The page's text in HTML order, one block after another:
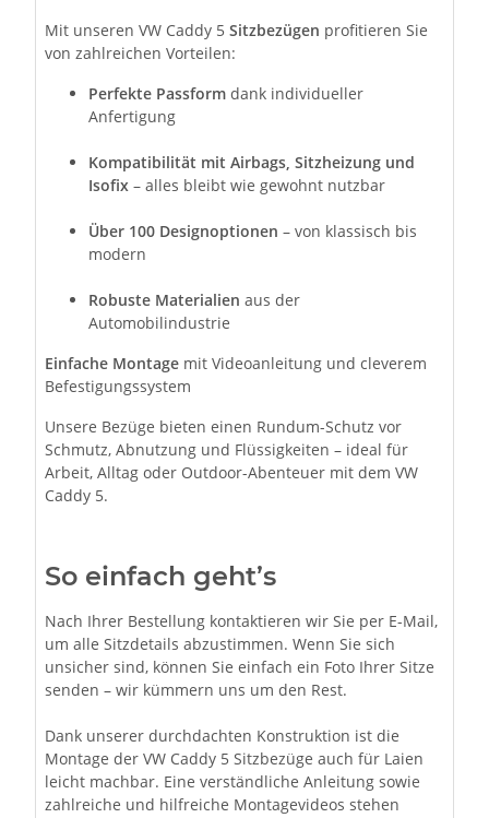
Mit unseren VW Caddy 5 Sitzbezügen profitieren Sie
von zahlreichen Vorteilen:
Perfekte Passform dank individueller
Anfertigung
Kompatibilität mit Airbags, Sitzheizung und
Isofix – alles bleibt wie gewohnt nutzbar
Über 100 Designoptionen – von klassisch bis
modern
Robuste Materialien aus der
Automobilindustrie
Einfache Montage mit Videoanleitung und cleverem
Befestigungssystem
Unsere Bezüge bieten einen Rundum-Schutz vor
Schmutz, Abnutzung und Flüssigkeiten – ideal für
Arbeit, Alltag oder Outdoor-Abenteuer mit dem VW
Caddy 5.
So einfach geht’s
Nach Ihrer Bestellung kontaktieren wir Sie per E-Mail,
um alle Sitzdetails abzustimmen. Wenn Sie sich
unsicher sind, können Sie einfach ein Foto Ihrer Sitze
senden – wir kümmern uns um den Rest.
Dank unserer durchdachten Konstruktion ist die
Montage der VW Caddy 5 Sitzbezüge auch für Laien
leicht machbar. Eine verständliche Anleitung sowie
zahlreiche und hilfreiche Montagevideos stehen